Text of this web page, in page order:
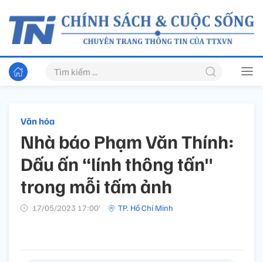
Văn hóa
Nhà báo Phạm Văn Thính:
Dấu ấn “lính thông tấn"
trong mỗi tấm ảnh
17/05/2023 17:00’ TP. Hồ Chí Minh